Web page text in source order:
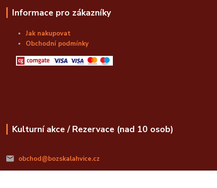
Informace pro zákazníky
Jak nakupovat
Obchodní podmínky
Kulturní akce / Rezervace (nad 10 osob)
obchod@bozskalahvice.cz